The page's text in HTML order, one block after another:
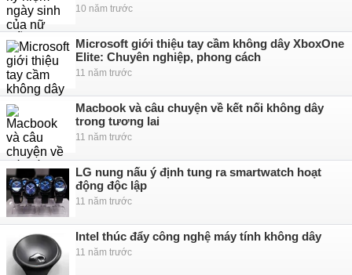
10 năm trước
Microsoft giới thiệu tay cầm không dây XboxOne
Elite: Chuyên nghiệp, phong cách
11 năm trước
Macbook và câu chuyện về kết nối không dây
trong tương lai
11 năm trước
LG nung nấu ý định tung ra smartwatch hoạt
động độc lập
11 năm trước
Intel thúc đẩy công nghệ máy tính không dây
11 năm trước